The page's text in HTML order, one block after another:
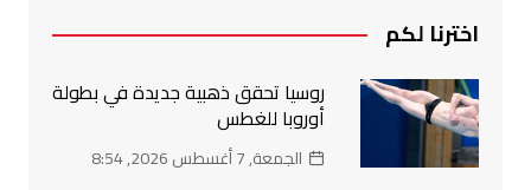
اخترنا لكم
روسيا تحقق ذهبية جديدة في بطولة
أوروبا للغطس
الجمعة, 7 أغسطس 2026, 8:54